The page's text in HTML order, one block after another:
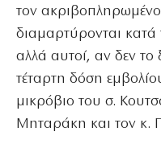
τον
διαμαρτύρονται κατά
αλλά αυτοί, αν δεν το
τέταρτη δόση
μικρόβιο του σ.
Μηταράκη και τον κ.